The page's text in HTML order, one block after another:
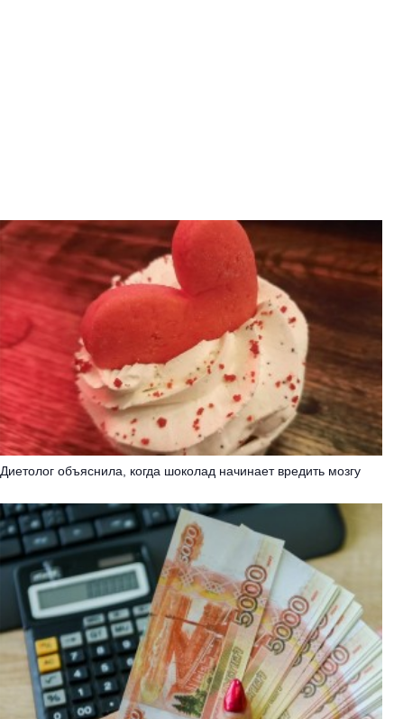
Диетолог объяснила, когда шоколад начинает вредить мозгу